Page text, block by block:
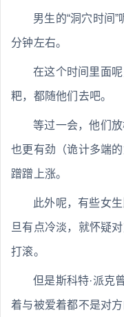
男生的“洞穴时间
分钟左右。
在这个时间里面
粑，都随他们去吧。
等过一会，他们
也更有劲（诡计多端
蹭蹭上涨。
此外呢，有些女
旦有点冷淡，就怀疑
打滚。
但是斯科特·派克
着与被爱着都不是对方